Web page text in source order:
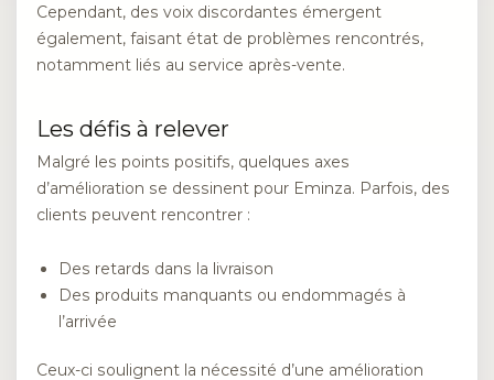
Cependant, des voix discordantes émergent
également, faisant état de problèmes rencontrés,
notamment liés au service après-vente.
Les défis à relever
Malgré les points positifs, quelques axes
d’amélioration se dessinent pour Eminza. Parfois, des
clients peuvent rencontrer :
Des retards dans la livraison
Des produits manquants ou endommagés à
l’arrivée
Ceux-ci soulignent la nécessité d’une amélioration